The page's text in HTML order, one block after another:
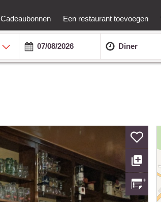
Cadeaubonnen Een restaurant toevoegen
Diner